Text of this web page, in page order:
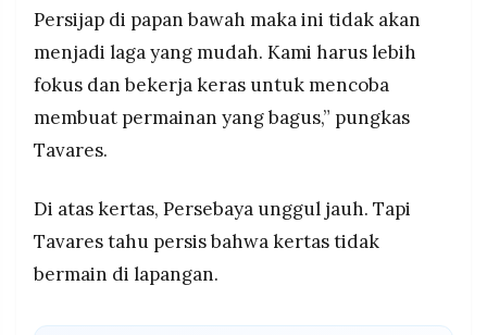
Persijap di papan bawah maka ini tidak akan
menjadi laga yang mudah. Kami harus lebih
fokus dan bekerja keras untuk mencoba
membuat permainan yang bagus,” pungkas
Tavares.
Di atas kertas, Persebaya unggul jauh. Tapi
Tavares tahu persis bahwa kertas tidak
bermain di lapangan.